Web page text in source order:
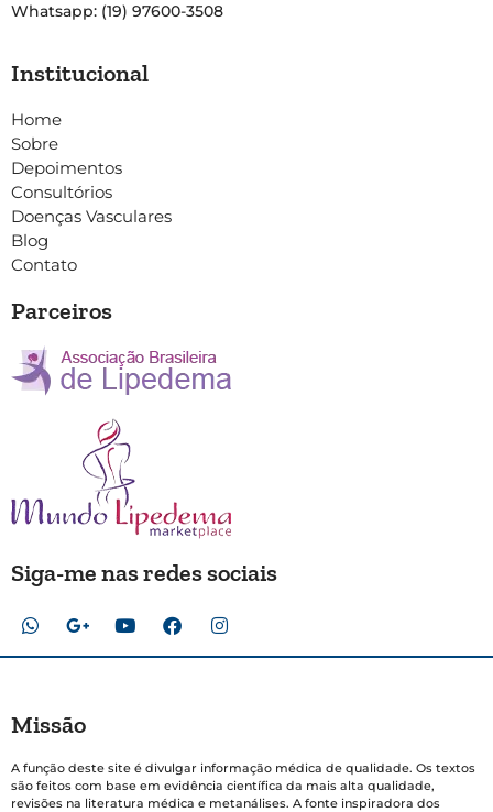
Whatsapp: (19) 97600-3508
Institucional
Home
Sobre
Depoimentos
Consultórios
Doenças Vasculares
Blog
Contato
Parceiros
Siga-me nas redes sociais
Missão
A função deste site é divulgar informação médica de qualidade. Os textos
são feitos com base em evidência científica da mais alta qualidade,
revisões na literatura médica e metanálises. A fonte inspiradora dos